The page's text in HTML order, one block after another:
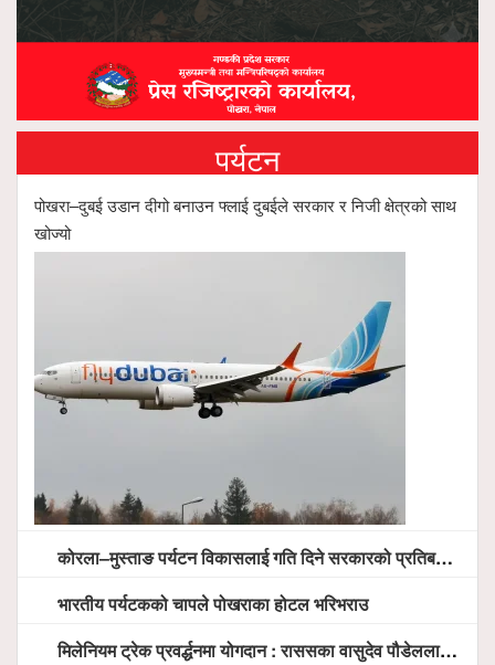
पर्यटन
पोखरा–दुबई उडान दीगो बनाउन फ्लाई दुबईले सरकार र निजी क्षेत्रको साथ
खोज्यो
कोरला–मुस्ताङ पर्यटन विकासलाई गति दिने सरकारको प्रतिबद्धता, स्थानीय सरोकारवालासँग व्यापक छलफल
भारतीय पर्यटकको चापले पोखराका होटल भरिभराउ
मिलेनियम ट्रेक प्रवर्द्धनमा योगदान : राससका वासुदेव पौडेललाई ‘मिलेनियम ट्रेक अवार्ड’ प्रदान गरिने